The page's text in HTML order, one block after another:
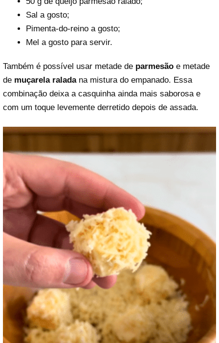
Sal a gosto;
Pimenta-do-reino a gosto;
Mel a gosto para servir.
Também é possível usar metade de parmesão e metade
de muçarela raladana mistura do empanado. Essa
combinação deixa a casquinha ainda mais saborosa e
com um toque levemente derretido depois de assada.